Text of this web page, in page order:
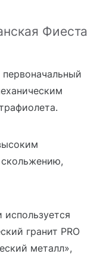
Фиеста
гранит PRO
металл»,